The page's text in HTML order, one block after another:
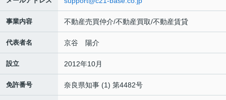
事業内容 不動産売買仲介/不動産買取/不動産賃貸
代表者名 京谷 陽介
設立 2012年10月
免許番号 奈良県知事 (1) 第4482号